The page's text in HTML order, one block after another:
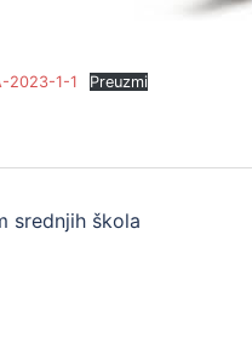
2023-1-1 Preuzmi
srednjih škola